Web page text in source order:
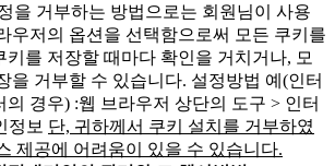
을 거부하는 방법으로는 회원님이 사용
우저의 옵션을 선택함으로써 모든 쿠키를
키를 저장할 때마다 확인을 거치거나, 모
을 거부할 수 있습니다. 설정방법 예(인터
의 경우) :웹 브라우저 상단의 도구 > 인터
정보 단, 귀하께서 쿠키 설치를 거부하였
제공에 어려움이 있을 수 있습니다.